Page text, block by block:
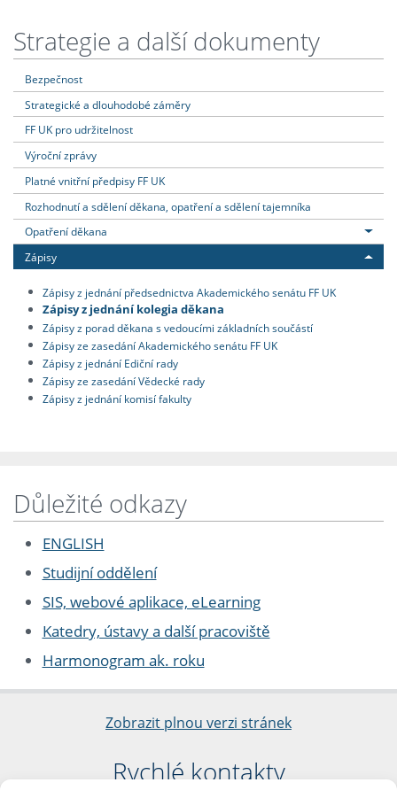
Strategie a další dokumenty
Bezpečnost
Strategické a dlouhodobé záměry
FF UK pro udržitelnost
Výroční zprávy
Platné vnitřní předpisy FF UK
Rozhodnutí a sdělení děkana, opatření a sdělení tajemníka
Opatření děkana
Zápisy
Zápisy z jednání předsednictva Akademického senátu FF UK
Zápisy z jednání kolegia děkana
Zápisy z porad děkana s vedoucími základních součástí
Zápisy ze zasedání Akademického senátu FF UK
Zápisy z jednání Ediční rady
Zápisy ze zasedání Vědecké rady
Zápisy z jednání komisí fakulty
Důležité odkazy
ENGLISH
Studijní oddělení
SIS, webové aplikace, eLearning
Katedry, ústavy a další pracoviště
Harmonogram ak. roku
Zobrazit plnou verzi stránek
Rychlé kontakty